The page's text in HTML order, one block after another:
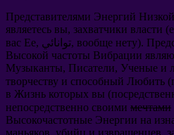
Представителями Энергий
являетесь вы, захватчики власти (
вас Ее
, توانائي, вообще нету).
Высокой частоты Вибрации
Музыканты, Писатели, Ученые и
творчеству и способный Любить (
в Жизнь которых вы (
непосредственно своими мечтами
Высокочастотные Энергии на